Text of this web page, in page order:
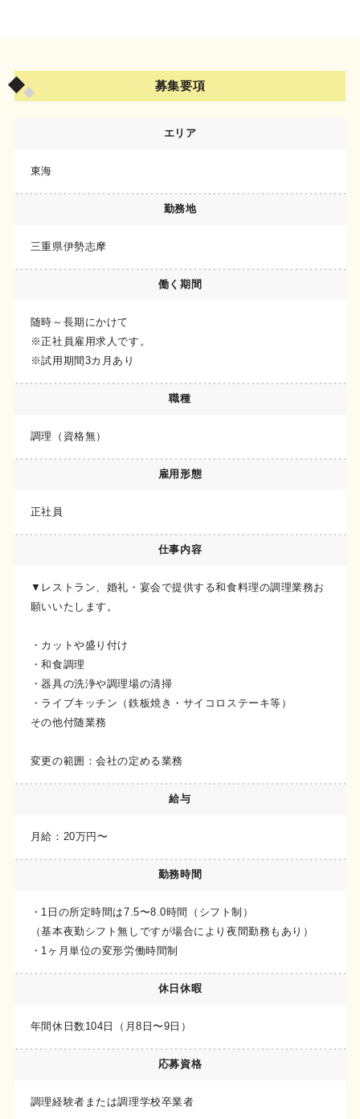
募集要項
エリア
東海
勤務地
三重県伊勢志摩
働く期間
随時～長期にかけて
※正社員雇用求人です。
※試用期間3カ月あり
職種
調理（資格無）
雇用形態
正社員
仕事内容
▼レストラン、婚礼・宴会で提供する和食料理の調理業務お
願いいたします。
・カットや盛り付け
・和食調理
・器具の洗浄や調理場の清掃
・ライブキッチン（鉄板焼き・サイコロステーキ等）
その他付随業務
変更の範囲：会社の定める業務
給与
月給：20万円〜
勤務時間
・1日の所定時間は7.5〜8.0時間（シフト制）
（基本夜勤シフト無しですが場合により夜間勤務もあり）
・1ヶ月単位の変形労働時間制
休日休暇
年間休日数104日（月8日〜9日）
応募資格
調理経験者または調理学校卒業者